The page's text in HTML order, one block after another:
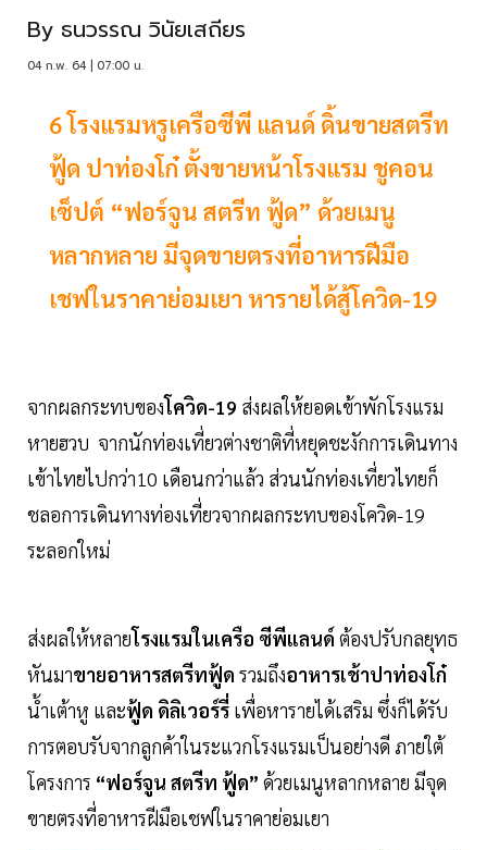
By ธนวรรณ วินัยเสถียร
04 ก.พ. 64 | 07:00 น.
6 โรงแรมหรูเครือซีพี แลนด์ ดิ้นขายสตรีท
ฟู้ด ปาท่องโก๋ ตั้งขายหน้าโรงแรม ชูคอน
เซ็ปต์ “ฟอร์จูน สตรีท ฟู้ด” ด้วยเมนู
หลากหลาย มีจุดขายตรงที่อาหารฝีมือ
เชฟในราคาย่อมเยา หารายได้สู้โควิด-19
จากผลกระทบของโควิด-19 ส่งผลให้ยอดเข้าพักโรงแรม
หายฮวบ จากนักท่องเที่ยวต่างชาติที่หยุดชะงักการเดินทาง
เข้าไทยไปกว่า10 เดือนกว่าแล้ว ส่วนนักท่องเที่ยวไทยก็
ชลอการเดินทางท่องเที่ยวจากผลกระทบของโควิด-19
ระลอกใหม่
ส่งผลให้หลายโรงแรมในเครือ ซีพีแลนด์ ต้องปรับกลยุทธ
หันมาขายอาหารสตรีทฟู้ด รวมถึงอาหารเช้าปาท่องโก๋
น้ำเต้าหู และฟู้ด ดิลิเวอร์รี่ เพื่อหารายได้เสริม ซึ่งก็ได้รับ
การตอบรับจากลูกค้าในระแวกโรงแรมเป็นอย่างดี ภายใต้
โครงการ “ฟอร์จูน สตรีท ฟู้ด” ด้วยเมนูหลากหลาย มีจุด
ขายตรงที่อาหารฝีมือเชฟในราคาย่อมเยา